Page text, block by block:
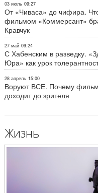
03 июль 09:27
От «Чиваса» до чифира.
фильмом «Коммерсант»
Кравчук
27 май 09:24
С Хабенским в разведку.
Юра» как урок
28 апрель 15:00
Воруют ВСЕ. Почему
доходит до зрителя
Жизнь